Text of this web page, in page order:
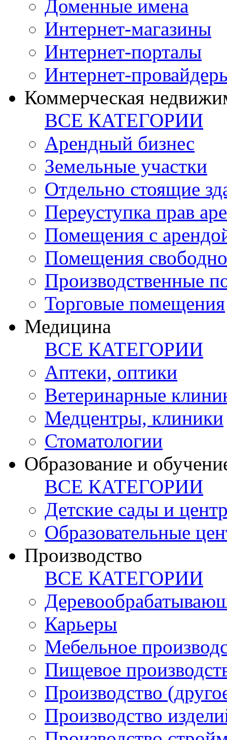
Доменные имена
Интернет-магазины
Интернет-порталы
Интернет-
Коммерческая
ВСЕ КАТЕГОРИИ
Арендный бизнес
Земельные участки
Отдельно стоящие
Переуступка прав
Помещения с
Помещения
Производственные
Торговые помещения
Медицина
ВСЕ КАТЕГОРИИ
Аптеки, оптики
Ветеринарные
Медцентры, клиники
Стоматологии
Образование и
ВСЕ КАТЕГОРИИ
Детские сады и
Образовательные
Производство
ВСЕ КАТЕГОРИИ
Карьеры
Мебельное
Пищевое
Производство
Производство